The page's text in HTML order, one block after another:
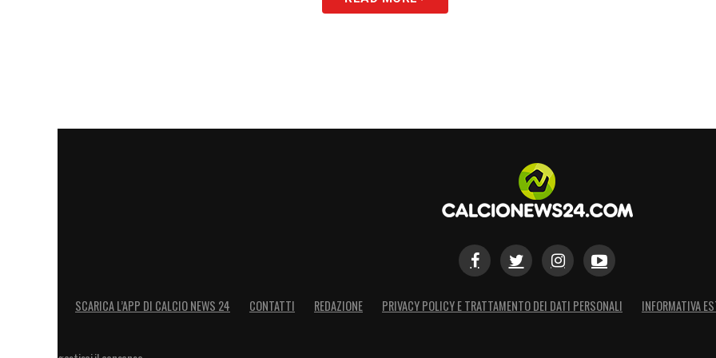
SCARICA L’APP DI CALCIO NEWS 24 CONTATTI REDAZIONE PRIVACY POLICY E TRATTAMENTO DEI DATI PERSONALI INFORMATIVA